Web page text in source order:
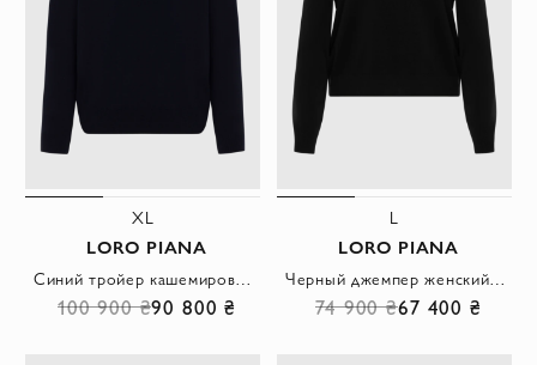
XL
LORO PIANA
100 900 ₴90 800 ₴
L
LORO PIANA
74 900 ₴67 400 ₴